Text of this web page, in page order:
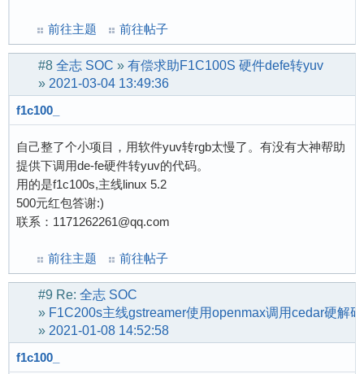
前往主题 前往帖子
#8 全志 SOC » 有偿求助F1C100S 硬件defe转yuv
» 2021-03-04 13:49:36
f1c100_
自己整了个小项目，用软件yuv转rgb太慢了。有没有大神帮助
提供下调用de-fe硬件转yuv的代码。
用的是f1c100s,主线linux 5.2
500元红包答谢:)
联系：1171262261@qq.com
前往主题 前往帖子
#9 Re: 全志 SOC
» F1C200s主线gstreamer使用openmax调用cedar硬解码
» 2021-01-08 14:52:58
f1c100_